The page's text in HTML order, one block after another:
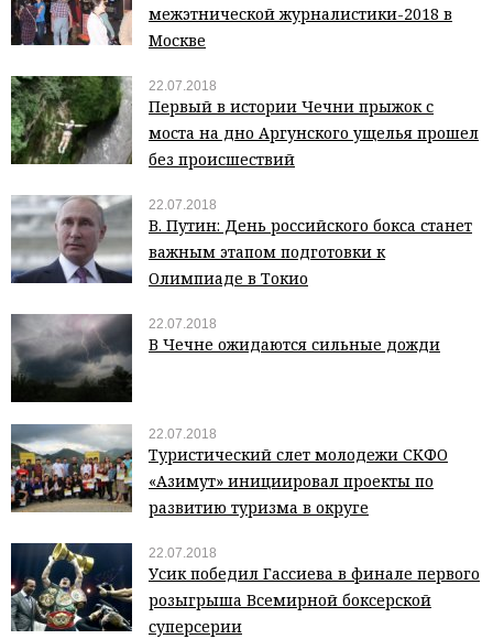
межэтнической журналистики-2018 в
Москве
22.07.2018
Первый в истории Чечни прыжок с
моста на дно Аргунского ущелья прошел
без происшествий
22.07.2018
В. Путин: День российского бокса станет
важным этапом подготовки к
Олимпиаде в Токио
22.07.2018
В Чечне ожидаются сильные дожди
22.07.2018
Туристический слет молодежи СКФО
«Азимут» инициировал проекты по
развитию туризма в округе
22.07.2018
Усик победил Гассиева в финале первого
розыгрыша Всемирной боксерской
суперсерии